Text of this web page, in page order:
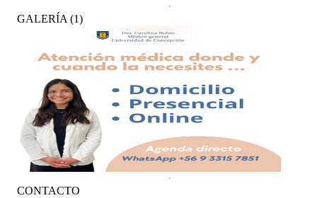
GALERÍA (1)
CONTACTO